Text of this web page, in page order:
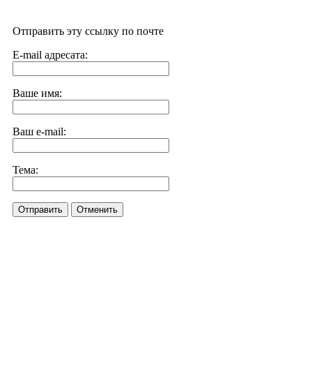
Отправить эту ссылку по почте
E-mail адресата:
Ваше имя:
Ваш e-mail:
Тема:
Отправить Отменить